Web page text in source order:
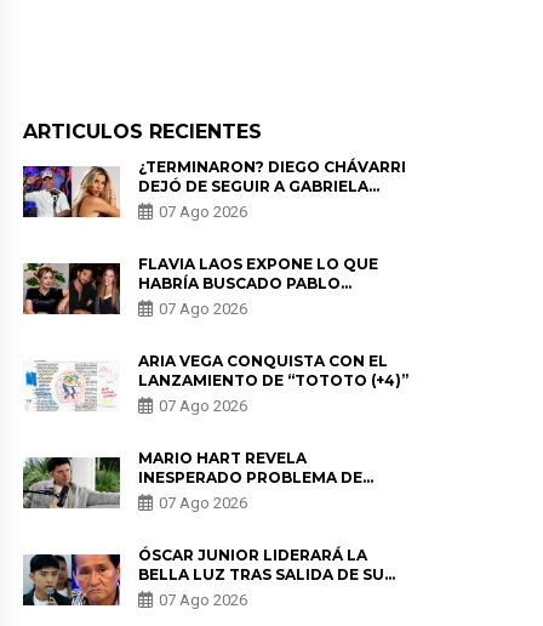
ARTICULOS RECIENTES
¿TERMINARON? DIEGO CHÁVARRI
DEJÓ DE SEGUIR A GABRIELA
HERRERA Y ANUNCIA SU SALIDA
DE PÓDCAST
07 Ago 2026
FLAVIA LAOS EXPONE LO QUE
HABRÍA BUSCADO PABLO
HEREDIA CON ALE FULLER: “UNA
DE LAS PARTES QUERÍA EL
07 Ago 2026
ARIA VEGA CONQUISTA CON EL
LANZAMIENTO DE “TOTOTO (+4)”
07 Ago 2026
MARIO HART REVELA
INESPERADO PROBLEMA DE
SALUD ANTES DE SEPARARSE DE
KORINA: “ME ENCONTRARON UN
07 Ago 2026
ÓSCAR JUNIOR LIDERARÁ LA
BELLA LUZ TRAS SALIDA DE SU
PADRE POR POLÉMICA CON
NALDY SALDAÑA
07 Ago 2026